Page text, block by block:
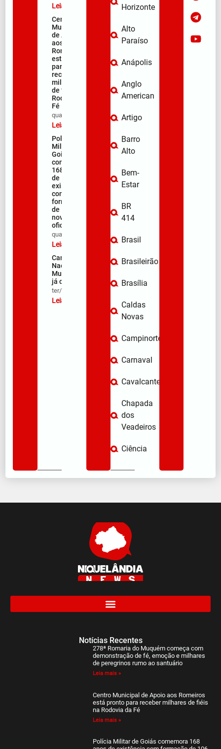
Leia mais »
Centro
Municipal
de Apoio
aos
Romeiros
está pronto
para
receber
milhares
de fiéis na
Rodovia da
Fé
qua/08/2026
Leia mais »
Polícia
Militar de
Goiás
comemora
168 anos
de
existência
com
formação
de 106
novos
oficiais
qua/08/2026
Leia mais »
Campanha
Nacional de
Multivacinação
já começou
ter/08/2026
Leia mais »
Horizonte
Alto
Paraíso
Anápolis
Anglo
American
Artigo
Barro
Alto
Bem-
Estar
BR
414
Brasil
Brasileirão
Brasília
Caldas
Novas
Campinorte
Carnaval
Cavalcante
Chapada
dos
Veadeiros
Ciência
Notícias Recentes
278ª Romaria do Muquém começa com
demonstração de fé, emoção e milhares
de peregrinos rumo ao santuário
Leia mais »
Centro Municipal de Apoio aos Romeiros
está pronto para receber milhares de fiéis
na Rodovia da Fé
Leia mais »
Polícia Militar de Goiás comemora 168